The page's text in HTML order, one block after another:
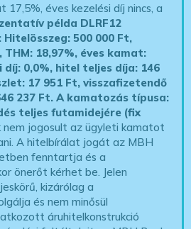
17,5%, éves kezelési díj nincs, a
példa DLRF12
500 000 Ft,
18,97%, éves kamat:
díj: 0,0%, hitel teljes díja: 146
17 951 Ft, visszafizetendő
237 Ft.A kamatozás típusa:
teljes futamidejére (fix
nem jogosult az ügyleti kamatot
A hitelbírálat jogát az MBH
fenntartja és a
önerőt kérhet be. Jelen
kizárólag a
és nem minősül
áruhitelkonstrukció